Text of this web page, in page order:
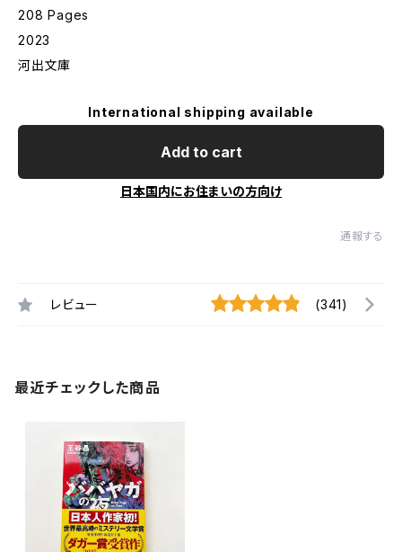
208 Pages
2023
河出文庫
International shipping available
Add to cart
日本国内にお住まいの方向け
通報する
レビュー (341)
最近チェックした商品